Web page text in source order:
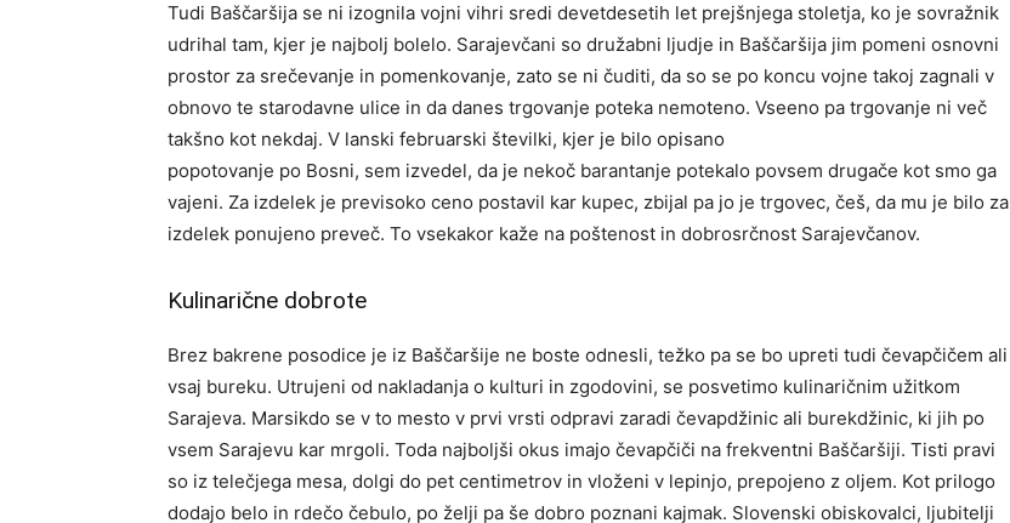
Tudi Baščaršija se ni izognila vojni vihri sredi devetdesetih let prejšnjega stoletja, ko je sovražnik
udrihal tam, kjer je najbolj bolelo. Sarajevčani so družabni ljudje in Baščaršija jim pomeni osnovni
prostor za srečevanje in pomenkovanje, zato se ni čuditi, da so se po koncu vojne takoj zagnali v
obnovo te starodavne ulice in da danes trgovanje poteka nemoteno. Vseeno pa trgovanje ni več
takšno kot nekdaj. V lanski februarski številki, kjer je bilo opisano
popotovanje po Bosni, sem izvedel, da je nekoč barantanje potekalo povsem drugače kot smo ga
vajeni. Za izdelek je previsoko ceno postavil kar kupec, zbijal pa jo je trgovec, češ, da mu je bilo za
izdelek ponujeno preveč. To vsekakor kaže na poštenost in dobrosrčnost Sarajevčanov.
Kulinarične dobrote
Brez bakrene posodice je iz Baščaršije ne boste odnesli, težko pa se bo upreti tudi čevapčičem ali
vsaj bureku. Utrujeni od nakladanja o kulturi in zgodovini, se posvetimo kulinaričnim užitkom
Sarajeva. Marsikdo se v to mesto v prvi vrsti odpravi zaradi čevapdžinic ali burekdžinic, ki jih po
vsem Sarajevu kar mrgoli. Toda najboljši okus imajo čevapčiči na frekventni Baščaršiji. Tisti pravi
so iz telečjega mesa, dolgi do pet centimetrov in vloženi v lepinjo, prepojeno z oljem. Kot prilogo
dodajo belo in rdečo čebulo, po želji pa še dobro poznani kajmak. Slovenski obiskovalci, ljubitelji